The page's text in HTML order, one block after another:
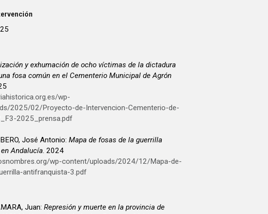
y exhumación de ocho víctimas de la dictadura
fosa común en el Cementerio Municipal de Agrón
wp-
2025/02/Proyecto-de-Intervencion-Cementerio-de-
2025_prensa.pdf
José Antonio: Mapa de fosas de la guerrilla
Andalucía. 2024
wp-content/uploads/2024/12/Mapa-de-
antifranquista-3.pdf
Juan: Represión y muerte en la provincia de